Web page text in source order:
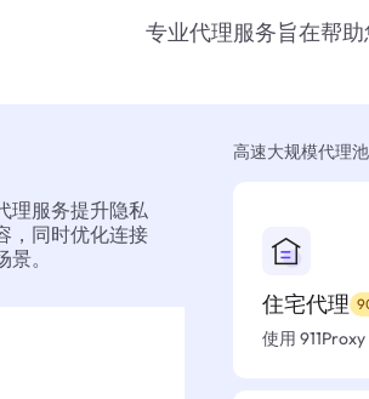
专业代理服务旨在帮助
理服务提升隐私
，同时优化连接
。
高速大规模代理池
住宅代理
使用